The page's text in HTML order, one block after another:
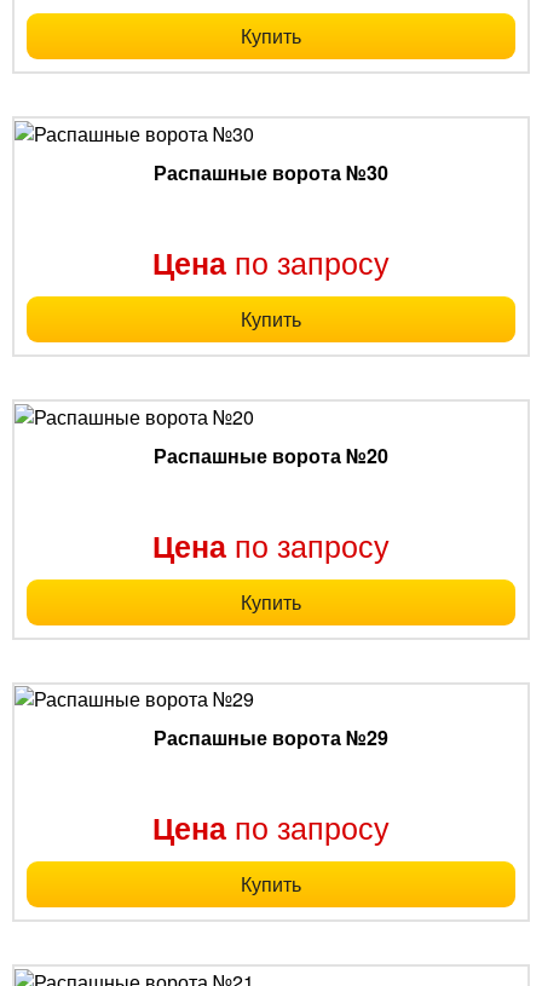
Купить
Распашные ворота №30
Цена по запросу
Купить
Распашные ворота №20
Цена по запросу
Купить
Распашные ворота №29
Цена по запросу
Купить